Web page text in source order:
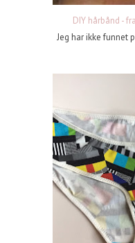
DIY hårbånd -
Jeg har ikke funnet